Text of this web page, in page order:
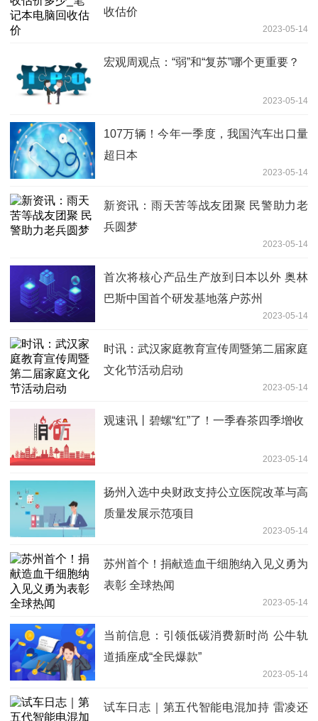
收估价
2023-05-14
宏观周观点：“弱”和“复苏”哪个更重要？
2023-05-14
107万辆！今年一季度，我国汽车出口量
超日本
2023-05-14
新资讯：雨天苦等战友团聚 民警助力老
兵圆梦
2023-05-14
首次将核心产品生产放到日本以外 奥林
巴斯中国首个研发基地落户苏州
2023-05-14
时讯：武汉家庭教育宣传周暨第二届家庭
文化节活动启动
2023-05-14
观速讯丨碧螺“红”了！一季春茶四季增收
2023-05-14
扬州入选中央财政支持公立医院改革与高
质量发展示范项目
2023-05-14
苏州首个！捐献造血干细胞纳入见义勇为
表彰 全球热闻
2023-05-14
当前信息：引领低碳消费新时尚 公牛轨
道插座成“全民爆款”
2023-05-14
试车日志｜第五代智能电混加持 雷凌还